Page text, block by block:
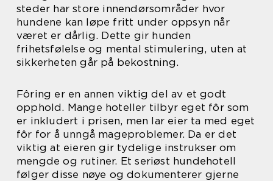
steder har store innendørsområder hvor
hundene kan løpe fritt under oppsyn når
været er dårlig. Dette gir hunden
frihetsfølelse og mental stimulering, uten at
sikkerheten går på bekostning.
Fôring er en annen viktig del av et godt
opphold. Mange hoteller tilbyr eget fôr som
er inkludert i prisen, men lar eier ta med eget
fôr for å unngå mageproblemer. Da er det
viktig at eieren gir tydelige instrukser om
mengde og rutiner. Et seriøst hundehotell
følger disse nøye og dokumenterer gjerne